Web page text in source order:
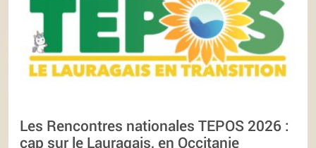
Les Rencontres nationales TEPOS 2026 :
cap sur le Lauragais, en Occitanie